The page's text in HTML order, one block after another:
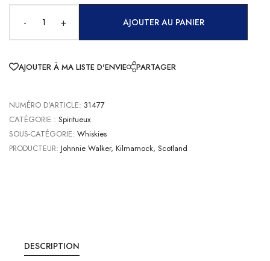
- + AJOUTER AU PANIER
AJOUTER À MA LISTE D'ENVIE PARTAGER
NUMÉRO D'ARTICLE: 31477
CATÉGORIE : Spiritueux
SOUS-CATÉGORIE: Whiskies
PRODUCTEUR: Johnnie Walker, Kilmarnock, Scotland
DESCRIPTION